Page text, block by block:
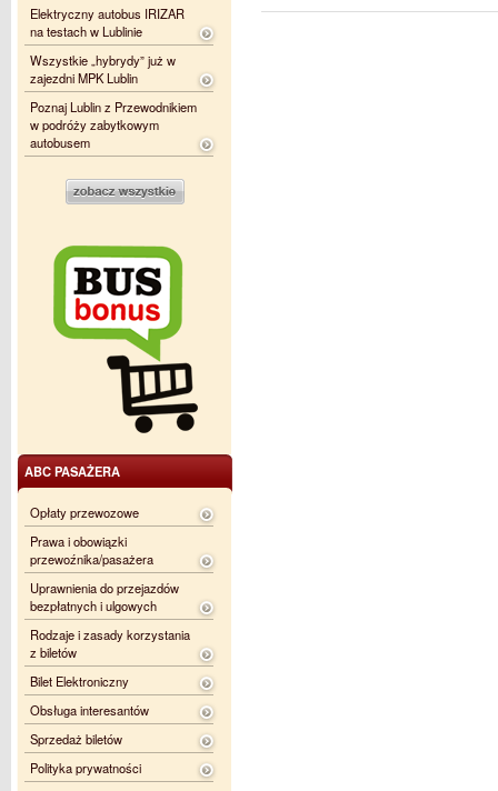
Elektryczny autobus IRIZAR
na testach w Lublinie
Wszystkie „hybrydy” już w
zajezdni MPK Lublin
Poznaj Lublin z Przewodnikiem
w podróży zabytkowym
autobusem
ABC PASAŻERA
Opłaty przewozowe
Prawa i obowiązki
przewoźnika/pasażera
Uprawnienia do przejazdów
bezpłatnych i ulgowych
Rodzaje i zasady korzystania
z biletów
Bilet Elektroniczny
Obsługa interesantów
Sprzedaż biletów
Polityka prywatności